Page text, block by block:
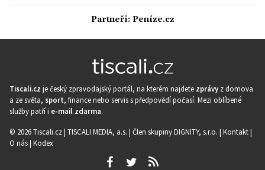
Partneři: Peníze.cz
Tiscali.cz je český zpravodajský portál, na kterém najdete zprávy z domova
a ze světa, sport, finance nebo servis s předpovědí počasí. Mezi oblíbené
služby patří i e-mail zdarma.
© 2026 Tiscali.cz | TISCALI MEDIA, a.s. | Člen skupiny DIGNITY, s.r.o. | Kontakt|
O nás| Kodex